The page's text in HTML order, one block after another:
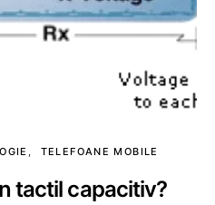
TELEFOANE MOBILE
tactil capacitiv?